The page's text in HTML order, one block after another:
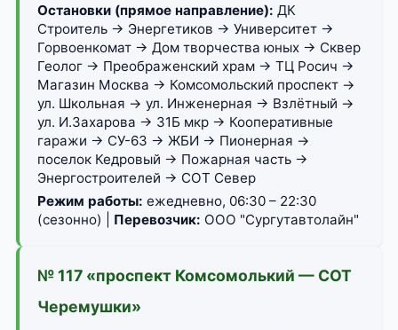
Остановки (прямое направление): ДК
Строитель → Энергетиков → Университет →
Горвоенкомат → Дом творчества юных → Сквер
Геолог → Преображенский храм → ТЦ Росич →
Магазин Москва → Комсомольский проспект →
ул. Школьная → ул. Инженерная → Взлётный →
ул. И.Захарова → 31Б мкр → Кооперативные
гаражи → СУ-63 → ЖБИ → Пионерная →
поселок Кедровый → Пожарная часть →
Энергостроителей → СОТ Север
Режим работы: ежедневно, 06:30 – 22:30
(сезонно) | Перевозчик: ООО "Сургутавтолайн"
№ 117 «проспект Комсомолький — СОТ
Черемушки»